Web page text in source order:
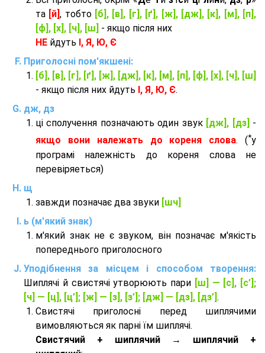
та [й], тобто [б], [в], [г], [ґ], [ж], [дж], [к], [м], [п],
[ф], [х], [ч], [ш] - якщо після них
НЕ йдуть І, Я, Ю, Є
Приголосні пом'якшені:
[б], [в], [г], [ґ], [ж], [дж], [к], [м], [п], [ф], [х], [ч], [ш]
- якщо після них йдуть І, Я, Ю, Є.
дж, дз
ці сполучення позначають один звук [дж], [дз] -
якщо вони належать до кореня слова. (*у
програмі належність до кореня слова не
перевіряеться)
щ
завжди позначає два звуки [шч]
ь (м'який знак)
м'який знак не є звуком, він позначає м'якість
попереднього приголосного
Уподібнення за місцем і способом творення:
Шиплячі й свистячі утворюють пари [ш] — [c], [с’];
[ч] — [ц], [ц’]; [ж] — [з], [з’]; [дж] — [дз], [дз’] .
Свистячі приголосні перед шиплячими
вимовляються як парні їм шиплячі.
Cвистячий + шиплячий → шиплячий +